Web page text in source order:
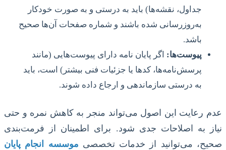
جداول، نقشه‌ها) باید به درستی و به صورت خودکار
به‌روزرسانی شده باشند و شماره صفحات آن‌ها صحیح
باشد.
پیوست‌ها: اگر پایان نامه دارای پیوست‌هایی (مانند
پرسش‌نامه‌ها، کدها یا جزئیات فنی بیشتر) است، باید
به درستی سازماندهی و ارجاع داده شوند.
عدم رعایت این اصول می‌تواند منجر به کاهش نمره و حتی
نیاز به اصلاحات جدی شود. برای اطمینان از فرمت‌بندی
صحیح، می‌توانید از خدمات تخصصی موسسه انجام پایان